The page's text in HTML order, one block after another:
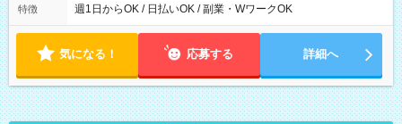
能！ └平日・土曜日の中で、お好きな曜日でご勤務いただけま
18:00 などのように、自由な働き方が可能なお仕事です！
特徴 週1日からOK / 日払いOK / 副業・WワークOK
気になる！ 応募する 詳細へ